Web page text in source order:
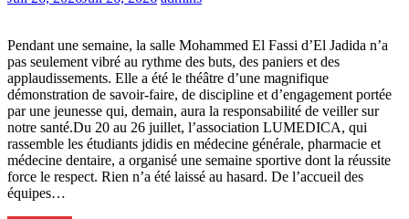
Pendant une semaine, la salle Mohammed El Fassi d’El Jadida n’a
pas seulement vibré au rythme des buts, des paniers et des
applaudissements. Elle a été le théâtre d’une magnifique
démonstration de savoir-faire, de discipline et d’engagement portée
par une jeunesse qui, demain, aura la responsabilité de veiller sur
notre santé.Du 20 au 26 juillet, l’association LUMEDICA, qui
rassemble les étudiants jdidis en médecine générale, pharmacie et
médecine dentaire, a organisé une semaine sportive dont la réussite
force le respect. Rien n’a été laissé au hasard. De l’accueil des
équipes…